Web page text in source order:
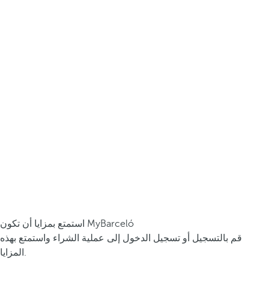
استمتع بمزايا أن تكون MyBarceló
قم بالتسجيل أو تسجيل الدخول إلى عملية الشراء واستمتع بهذه
المزايا.